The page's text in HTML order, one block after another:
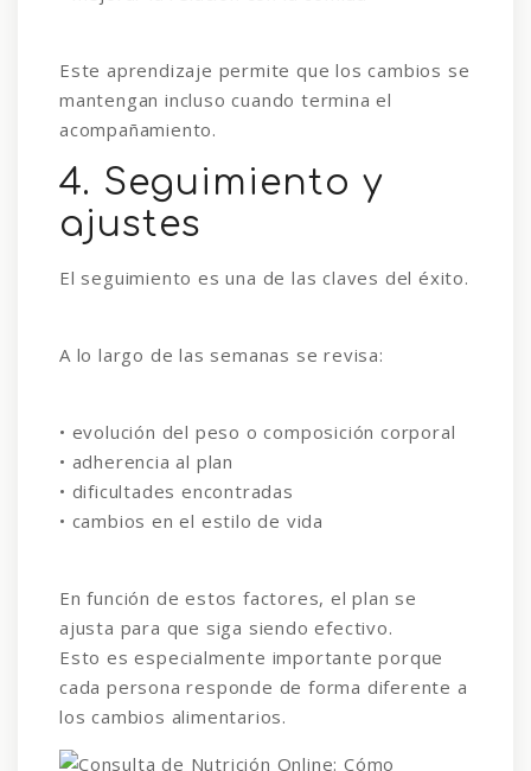
Este aprendizaje permite que los cambios se
mantengan incluso cuando termina el
acompañamiento.
4. Seguimiento y
ajustes
El seguimiento es una de las claves del éxito.
A lo largo de las semanas se revisa:
• evolución del peso o composición corporal
• adherencia al plan
• dificultades encontradas
• cambios en el estilo de vida
En función de estos factores, el plan se
ajusta para que siga siendo efectivo.
Esto es especialmente importante porque
cada persona responde de forma diferente a
los cambios alimentarios.